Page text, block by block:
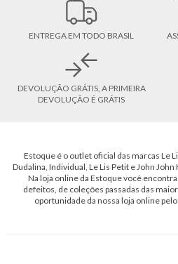
ENTREGA EM TODO BRASIL
DEVOLUÇÃO GRÁTIS, A PRIMEIRA
DEVOLUÇÃO É GRÁTIS
Estoque é o outlet oficial das marcas Le
Dudalina, Individual, Le Lis Petit e John
Na loja online da Estoque você
defeitos, de coleções passadas das
oportunidade da nossa loja online